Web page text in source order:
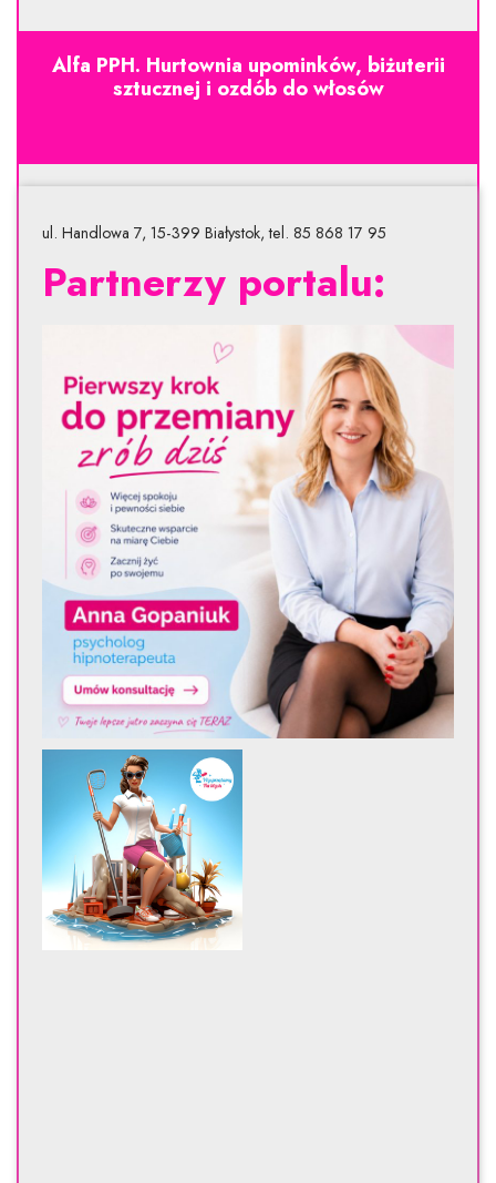
Alfa PPH. Hurtownia upominków, biżuterii
sztucznej i ozdób do włosów
ul. Handlowa 7, 15-399 Białystok, tel. 85 868 17 95
Partnerzy portalu: